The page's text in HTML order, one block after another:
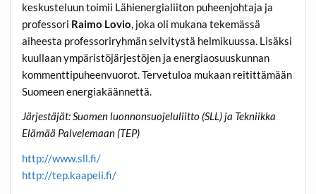
keskusteluun toimii Lähienergialiiton puheenjohtaja ja
professori Raimo Lovio, joka oli mukana tekemässä
aiheesta professoriryhmän selvitystä helmikuussa. Lisäksi
kuullaan ympäristöjärjestöjen ja energiaosuuskunnan
kommenttipuheenvuorot. Tervetuloa mukaan reitittämään
Suomeen energiakäännettä.
Järjestäjät: Suomen luonnonsuojeluliitto (SLL) ja Tekniikka
Elämää Palvelemaan (TEP)
http://www.sll.fi/
http://tep.kaapeli.fi/